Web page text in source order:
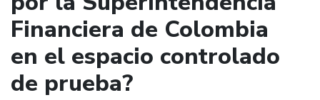
Financiera de Colombia
en el espacio controlado
de prueba?